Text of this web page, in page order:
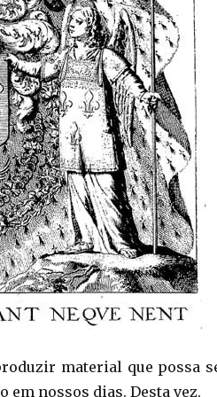
material que possa
nossos dias. Desta vez,